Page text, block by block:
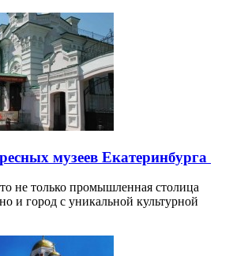
музеев Екатеринбурга
не только промышленная столица
и город с уникальной культурной